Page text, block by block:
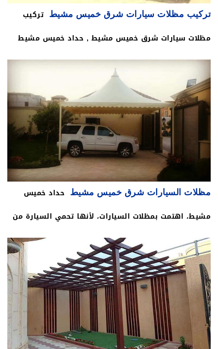
تركيب مظلات سيارات شرق خميس مشيط تركيب
مظلات سيارات شرق خميس مشيط , حداد خميس مشيط
يقدم لك عملينا العزيز أفضل أنواع مظلات خاصة بالسيارات،
وذلك بأفضل الخامات، وأرقى الألوان ، فأعمار خميس
مشيط تهتم اهتماما بالغا بموضوع المظلات والبرجولات
عموما، ومظلات السيارات خاصة، وهذا المقال يتناول دور
حداد خميس مشيط في مجال مظلات السيارات بخميس
مشيط، وسنفصل لك الحديث عملينا العزيزعن أنواع مظلات
عن أسعارها، وأهم مواصفات مظلات السيارات التي
يقدمها حداد خميس مشيط تركيب مظلات سيارات في
خميس مشيط مظلات مواقف مظلات كابولي مظلات
مشاريع سيارات أفضل أسعار تركيب مظلات السيارات مظلة
سيارة متحركة حداد مظلات سيارات بخميس مشيط تركيب
مظلات سيارات عسير مظلات مخروطي للسيارات افضل
مظلات السيارات شرق خميس مشيط
حداد خميس
مشيط، اهتمت بمظلات السيارات، لأنها تحمي السيارة من
العوامل الجوية، ومن أشعة الشمس فوق البنفسجية، التي
تلحق ضررا بزجاج السيارات، ولذا لجأ العديد من الناس إلى
مظلات السيارات ومظلات مواقف السيارات، وهي من أهم
المظلات ولابد أن تكون على جودة عالية، وبمواد قوية
ومتينة؛ لحماية السيارات، وحداد خميس مشيط على دراية